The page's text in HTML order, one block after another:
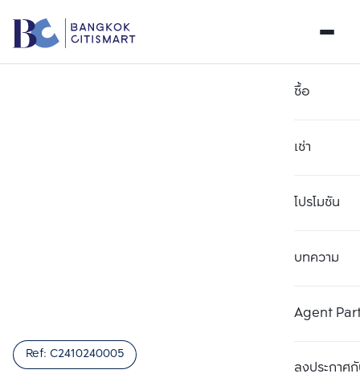
ซื้อ
เช่า
โปรโมชัน
บทความ
Agent
ลงประกาศกั
Ref: C2410240005เปรียบเทียบ